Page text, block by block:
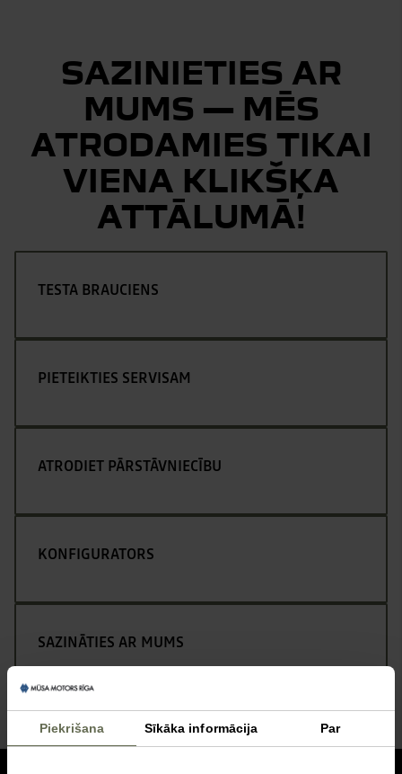
Piekrišana Sīkāka informācija Par
SAZINIETIES AR
MUMS — MĒS
ATRODAMIES TIKAI
VIENA KLIKŠĶA
ATTĀLUMĀ!
TESTA BRAUCIENS
PIETEIKTIES SERVISAM
ATRODIET PĀRSTĀVNIECĪBU
KONFIGURATORS
SAZINĀTIES AR MUMS